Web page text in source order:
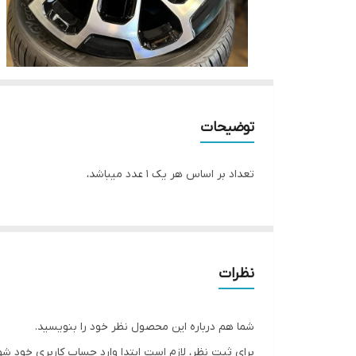
توضیحات
تعداد بر اساس هر یک ۱ عدد میباشد،
نظرات
شما هم درباره این محصول نظر خود را بنویسید.
برای ثبت نظر، لازم است ابتدا وارد حساب کاربری خود